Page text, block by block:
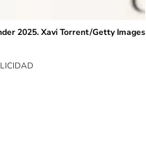
2025. Xavi Torrent/Getty Images